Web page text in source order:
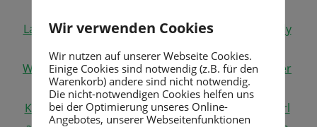
Wir verwenden Cookies
Wir nutzen auf unserer Webseite Cookies.
Einige Cookies sind notwendig (z.B. für den
Warenkorb) andere sind nicht notwendig.
Die nicht-notwendigen Cookies helfen uns
bei der Optimierung unseres Online-
Angebotes, unserer Webseitenfunktionen